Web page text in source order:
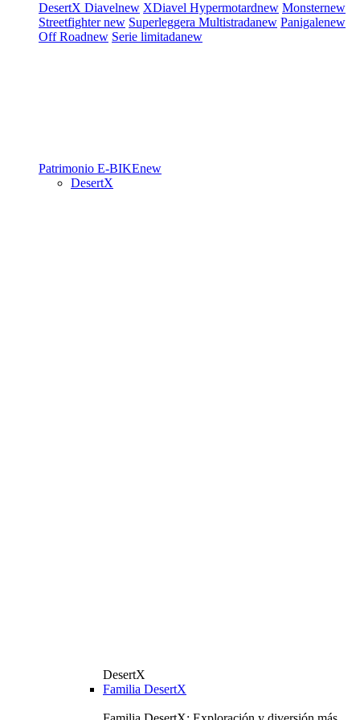
DesertX Diavelnew XDiavel Hypermotardnew Monsternew
Streetfighternew Superleggera Multistradanew Panigalenew
Off Roadnew Serie limitadanew
Patrimonio E-BIKEnew
DesertX
DesertX
Familia DesertX